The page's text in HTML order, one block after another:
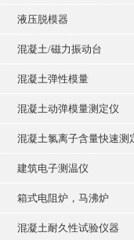
液压脱模器
混凝土/磁力振动台
混凝土弹性模量
混凝土动弹模量测定仪
混凝土氯离子含量快速测
建筑电子测温仪
箱式电阻炉，马沸炉
混凝土耐久性试验仪器